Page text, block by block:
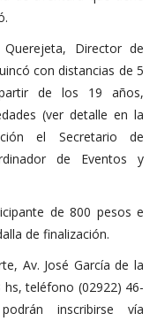
Director de
con distancias de 5
de los 19 años,
(ver detalle en la
el Secretario de
de Eventos y
de 800 pesos e
de finalización.
Av. José García de la
hs, teléfono (02922) 46-
inscribirse vía